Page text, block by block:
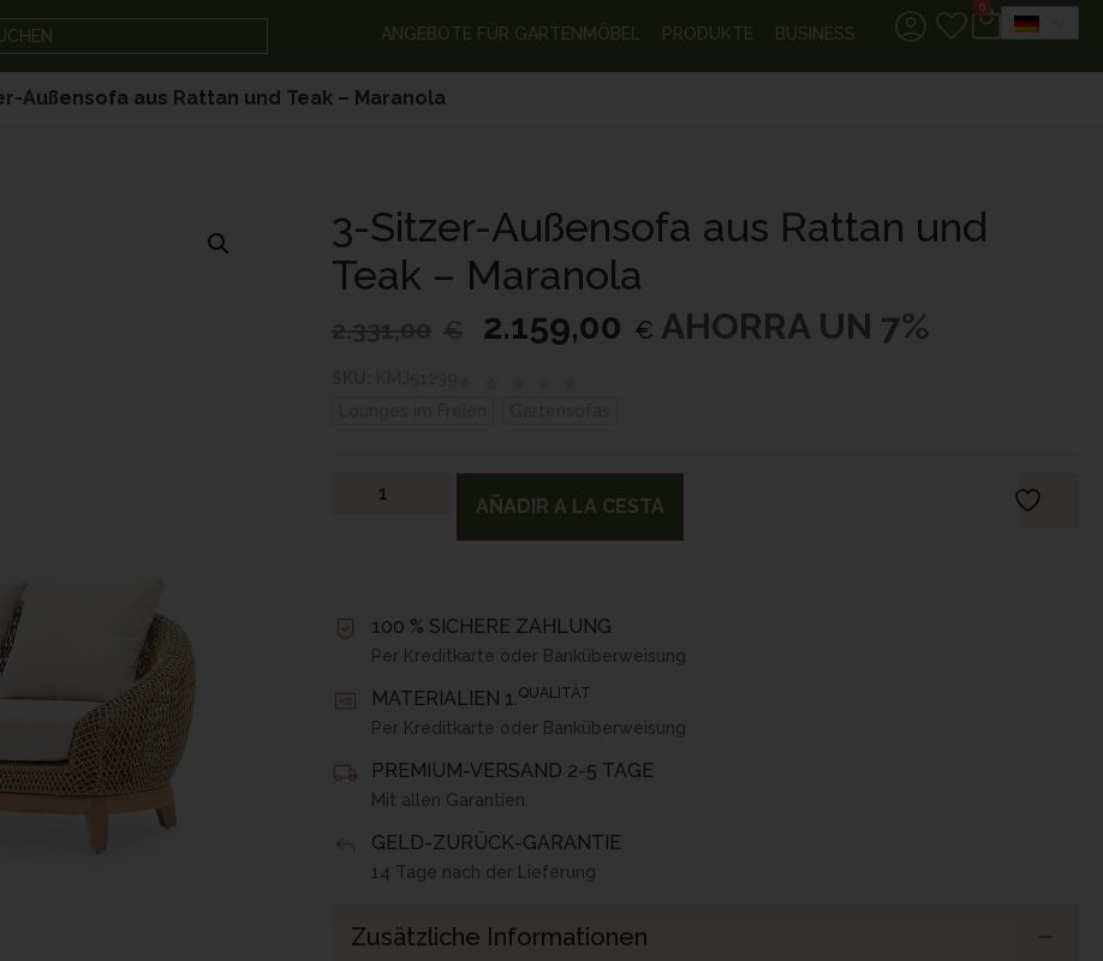
ANGEBOTE FÜR GARTENMÖBEL PRODUKTE BUSINESS
0
Außensofa aus Rattan und Teak – Maranola
3-Sitzer-Außensofa aus Rattan und
Teak – Maranola
2.159,00 € AHORRA UN 7%
AÑADIR A LA CESTA
100 % SICHERE ZAHLUNG
Per Kreditkarte oder Banküberweisung
MATERIALIEN 1.QUALITÄT
Per Kreditkarte oder Banküberweisung
PREMIUM-VERSAND 2-5 TAGE
Mit allen Garantien
GELD-ZURÜCK-GARANTIE
14 Tage nach der Lieferung
Zusätzliche Informationen